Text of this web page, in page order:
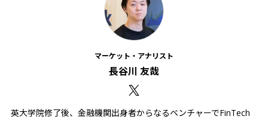
マーケット・アナリスト
長谷川 友哉
英大学院修了後、金融機関出身者からなるベンチャーでFinTech